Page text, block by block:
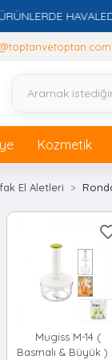
HAVALEDE
Kozmetik
El Aletleri
Mugiss M-14 (
Basmalı & Büyük ) El